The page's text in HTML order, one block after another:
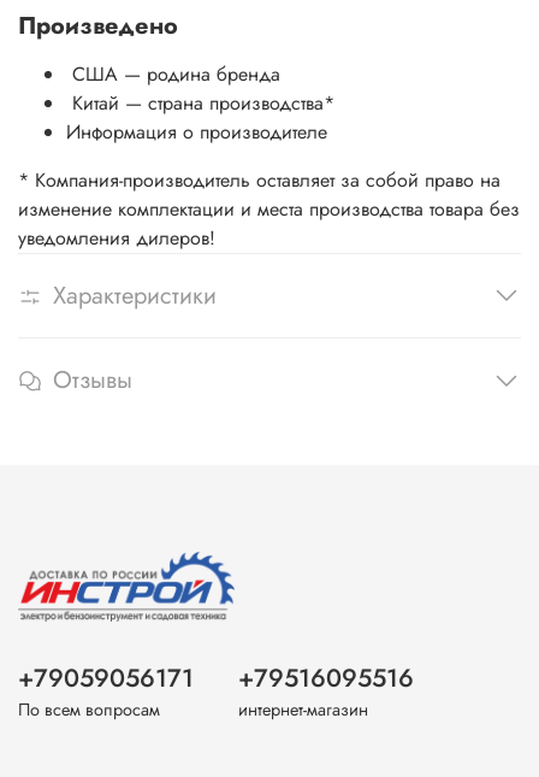
Произведено
США — родина бренда
Китай — страна производства*
Информация о производителе
* Компания-производитель оставляет за собой право на
изменение комплектации и места производства товара без
уведомления дилеров!
Характеристики
Отзывы
+79059056171
По всем вопросам
+79516095516
интернет-магазин